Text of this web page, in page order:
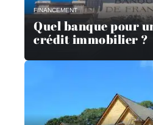
FINANCEMENT
Quel banque pour
crédit immobilier ?